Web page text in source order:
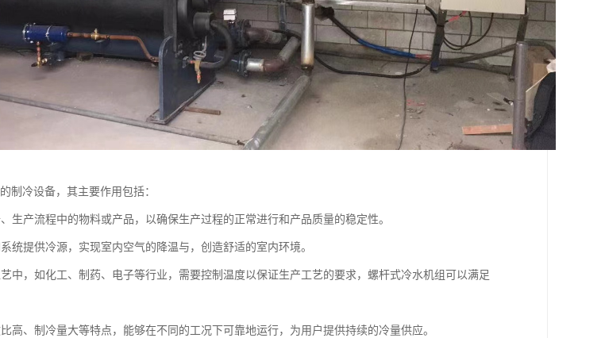
制冷设备，其主要作用包括：
生产流程中的物料或产品，以确保生产过程的正常进行和产品质量的稳定性。
统提供冷源，实现室内空气的降温与，创造舒适的室内环境。
中，如化工、制药、电子等行业，需要控制温度以保证生产工艺的要求，螺杆式冷水机组可以满足
高、制冷量大等特点，能够在不同的工况下可靠地运行，为用户提供持续的冷量供应。